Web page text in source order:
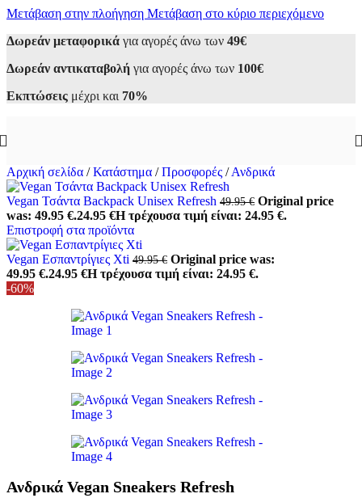
Μετάβαση στην πλοήγηση Μετάβαση στο κύριο περιεχόμενο
Δωρεάν μεταφορικά για αγορές άνω των 49€
Δωρεάν αντικαταβολή για αγορές άνω των 100€
Εκπτώσεις μέχρι και 70%
Αρχική σελίδα / Κατάστημα / Προσφορές / Ανδρικά
Vegan Τσάντα Backpack Unisex Refresh 49.95€ Original price
was: 49.95 €.24.95 €Η τρέχουσα τιμή είναι: 24.95 €.
Επιστροφή στα προϊόντα
Vegan Εσπαντρίγιες Xti 49.95€ Original price was:
49.95 €.24.95 €Η τρέχουσα τιμή είναι: 24.95 €.
-60%
Ανδρικά Vegan Sneakers Refresh